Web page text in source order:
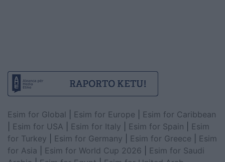
Esim for Global Esim for Europe
Esim for Caribbean
Esim for USA Esim for Italy Esim for Spain
Esim
for Turkey
Esim for Germany Esim for Greece
Esim
for Asia
Esim for World Cup 2026
Esim for Saudi